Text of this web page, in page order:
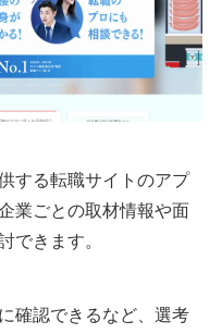
する転職サイトのアプ
業ごとの取材情報や面
できます。
確認できるなど、選考